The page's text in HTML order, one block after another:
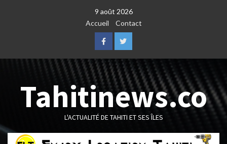
9 août 2026
Accueil
Contact
FacebookTwitter
Tahitinews.co
L'ACTUALITÉ DE TAHITI ET SES ÎLES